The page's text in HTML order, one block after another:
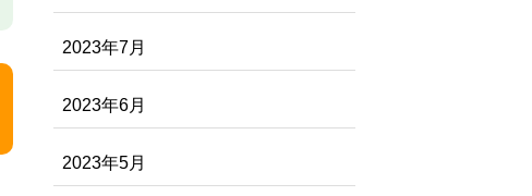
2023年7月
2023年6月
2023年5月